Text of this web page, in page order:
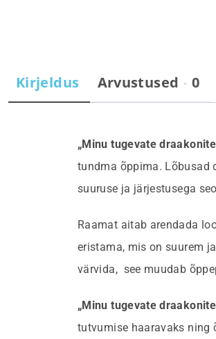
Kirjeldus Arvustused 0
„Minu tugevate
tundma õppima. Lõbusad
suuruse ja järjestusega
Raamat aitab arendada
eristama, mis on suurem
värvida, see muudab
„Minu tugevate
tutvumise haaravaks ning